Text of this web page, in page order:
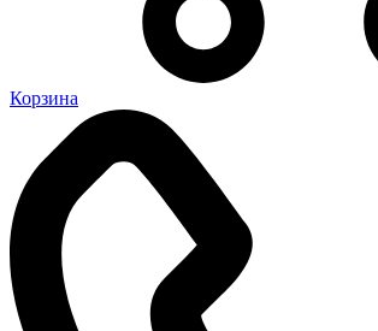
Корзина